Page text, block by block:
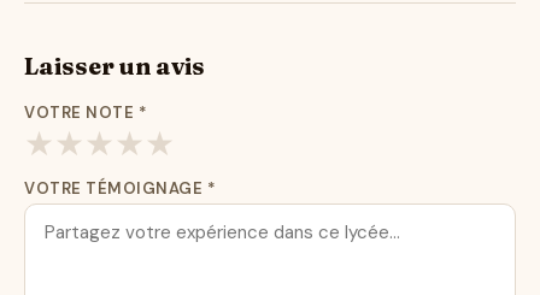
Laisser un avis
VOTRE NOTE *
★★★★★
VOTRE TÉMOIGNAGE *